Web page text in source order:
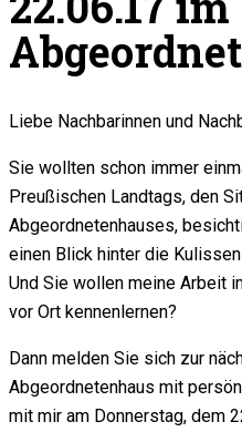
Liebe Nachbarinnen und
Sie wollten schon immer
Preußischen Landtags, den
Abgeordnetenhauses,
einen Blick hinter die
Und Sie wollen meine Arbeit
vor Ort kennenlernen?
Dann melden Sie sich zur
Abgeordnetenhaus mit
mit mir am Donnerstag, dem